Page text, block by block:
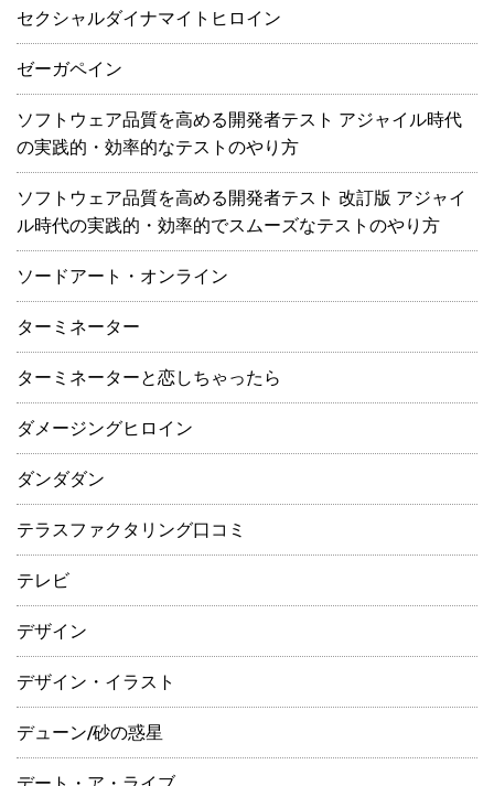
セクシャルダイナマイトヒロイン
ゼーガペイン
ソフトウェア品質を高める開発者テスト アジャイル時代
の実践的・効率的なテストのやり方
ソフトウェア品質を高める開発者テスト 改訂版 アジャイ
ル時代の実践的・効率的でスムーズなテストのやり方
ソードアート・オンライン
ターミネーター
ターミネーターと恋しちゃったら
ダメージングヒロイン
ダンダダン
テラスファクタリング口コミ
テレビ
デザイン
デザイン・イラスト
デューン/砂の惑星